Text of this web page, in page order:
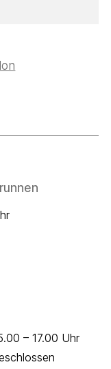
Öffnungszeiten
– 17.00 Uhr